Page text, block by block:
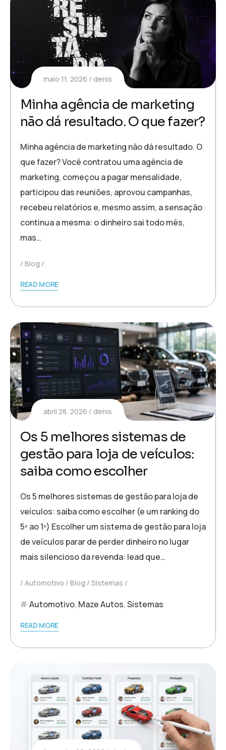
maio 11, 2026 denis
Minha agência de marketing
não dá resultado. O que fazer?
Minha agência de marketing não dá resultado. O
que fazer? Você contratou uma agência de
marketing, começou a pagar mensalidade,
participou das reuniões, aprovou campanhas,
recebeu relatórios e, mesmo assim, a sensação
continua a mesma: o dinheiro sai todo mês,
mas…
Blog
READ MORE
abril 28, 2026 denis
Os 5 melhores sistemas de
gestão para loja de veículos:
saiba como escolher
Os 5 melhores sistemas de gestão para loja de
veículos: saiba como escolher (e um ranking do
5º ao 1º) Escolher um sistema de gestão para loja
de veículos parar de perder dinheiro no lugar
mais silencioso da revenda: lead que…
Automotivo Blog Sistemas
Automotivo, Maze Autos,Sistemas
READ MORE